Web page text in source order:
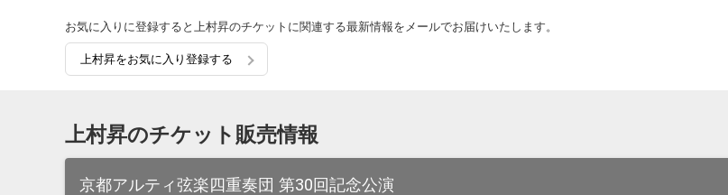
お気に入りに登録すると上村昇のチケットに関連する最新情報をメールでお届けいたします。
上村昇をお気に入り登録する
上村昇のチケット販売情報
京都アルティ弦楽四重奏団 第30回記念公演